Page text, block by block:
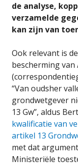
de analyse,
verzamelde
kan zijn van
Ook relevant is
bescherming
“Van oudsher
grondwetgever
13 Gw”, aldus
kwalificatie van
artikel 13
met dat
Ministeriële